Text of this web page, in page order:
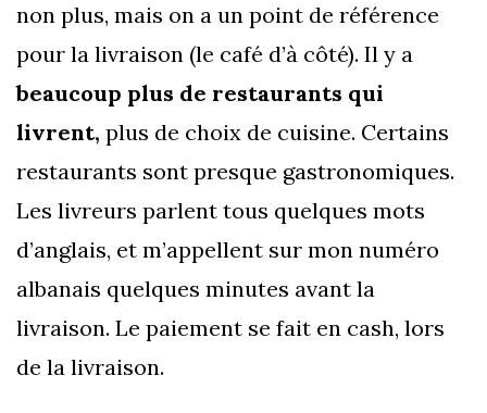
non plus, mais on a un point de référence
pour la livraison (le café d’à côté). Il y a
beaucoup plus de restaurants qui
livrent, plus de choix de cuisine. Certains
restaurants sont presque gastronomiques.
Les livreurs parlent tous quelques mots
d’anglais, et m’appellent sur mon numéro
albanais quelques minutes avant la
livraison. Le paiement se fait en cash, lors
de la livraison.